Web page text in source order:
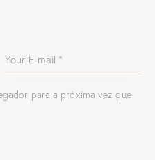
para a próxima vez que